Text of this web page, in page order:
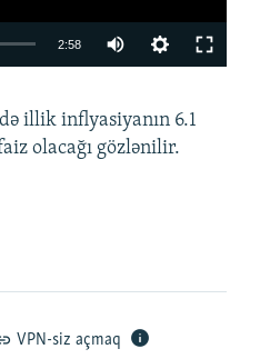
2:58
360p
480p
illik inflyasiyanın 6.1
olacağı gözlənilir.
VPN-siz açmaq